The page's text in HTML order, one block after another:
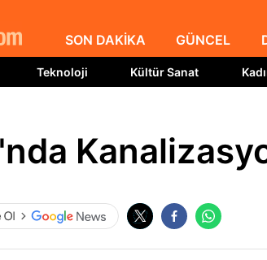
SON DAKİKA GÜNCEL
Teknoloji Kültür Sanat